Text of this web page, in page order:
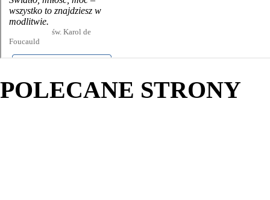
POLECANE STRONY